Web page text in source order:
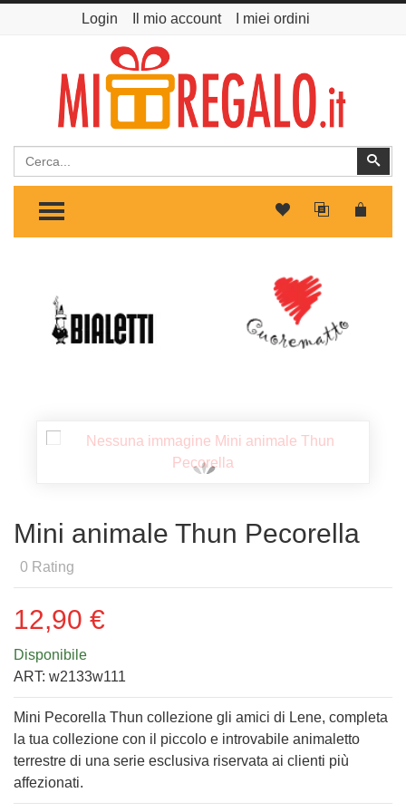
Login Il mio account I miei ordini
Cerca
TOGGLE MENU
Mini animale Thun Pecorella
0 Rating
12,90 €
Disponibile
ART: w2133w111
Mini Pecorella Thun collezione gli amici di Lene, completa
la tua collezione con il piccolo e introvabile animaletto
terrestre di una serie esclusiva riservata ai clienti più
affezionati.